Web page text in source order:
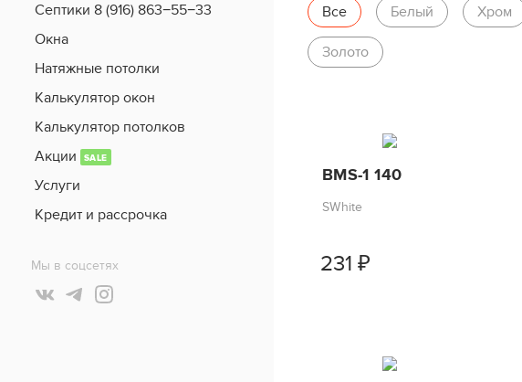
Септики 8 (916) 863−55−33
Окна
Натяжные потолки
Калькулятор окон
Калькулятор потолков
Акции
SALE
Услуги
Кредит и рассрочка
Мы в соцсетях
Все Белый Хром
Золото
BMS-1 140
SWhite
231 ₽